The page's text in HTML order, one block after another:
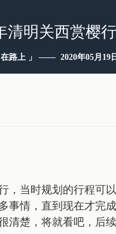
清明关西赏樱
在路上 」 —— 2020年05月19
，当时规划的行程可以
事情，直到现在才完
清楚，将就看吧，后续